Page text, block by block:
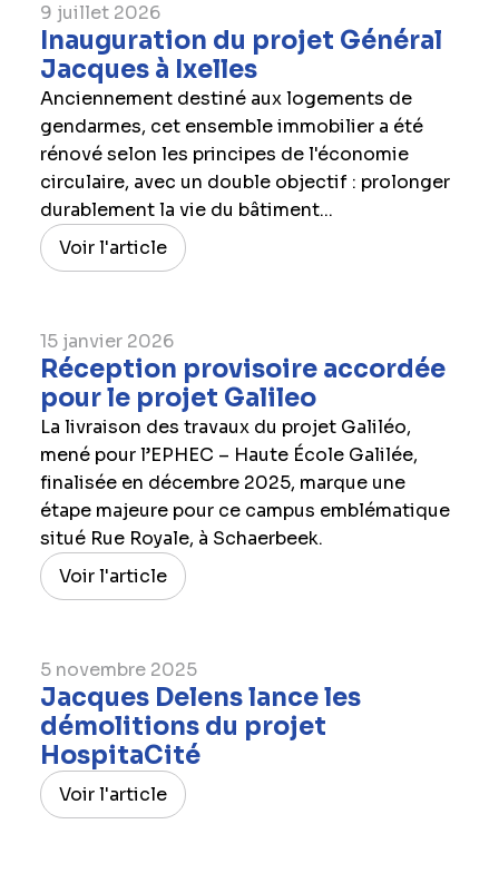
9 juillet 2026
Inauguration du projet Général
Jacques à Ixelles
Anciennement destiné aux logements de
gendarmes, cet ensemble immobilier a été
rénové selon les principes de l'économie
circulaire, avec un double objectif : prolonger
durablement la vie du bâtiment...
Voir l'article
15 janvier 2026
Réception provisoire accordée
pour le projet Galileo
La livraison des travaux du projet Galiléo,
mené pour l’EPHEC – Haute École Galilée,
finalisée en décembre 2025, marque une
étape majeure pour ce campus emblématique
situé Rue Royale, à Schaerbeek.
Voir l'article
5 novembre 2025
Jacques Delens lance les
démolitions du projet
HospitaCité
Voir l'article